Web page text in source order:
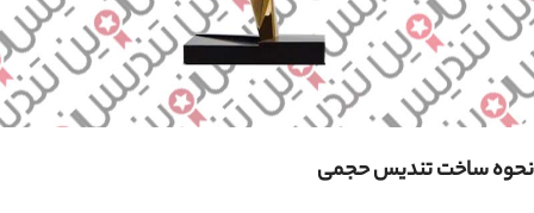
نحوه ساخت تندیس حجمی